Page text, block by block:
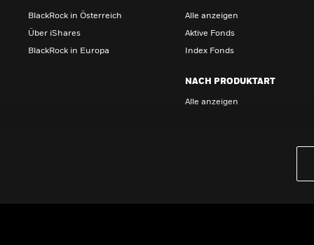
BlackRock in Österreich
Über iShares
BlackRock in Europa
Alle anzeigen
Aktive Fonds
Index Fonds
NACH PRODUKTART
Alle anzeigen